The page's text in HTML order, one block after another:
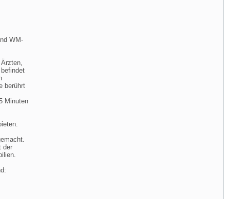
WM-
berührt
Minuten
der